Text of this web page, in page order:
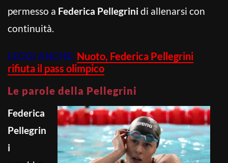
permesso a Federica Pellegrini di allenarsi con
continuità.
LEGGI ANCHE: Nuoto, Federica Pellegrini
rifiuta il pass olimpico
Le parole della Pellegrini
Federica
Pellegrin
i